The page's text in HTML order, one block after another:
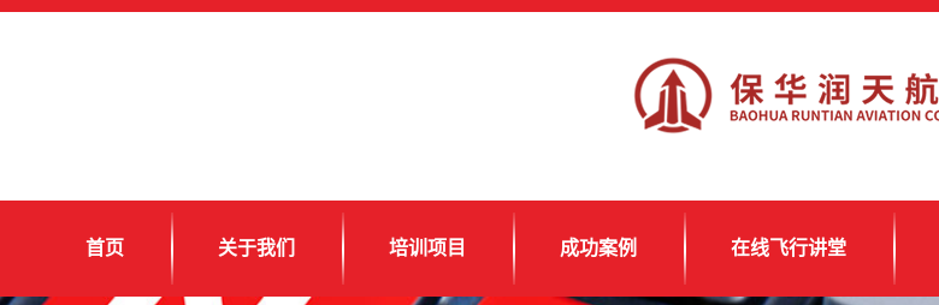
首页 关于我们 培训项目 成功案例 在线飞行讲堂